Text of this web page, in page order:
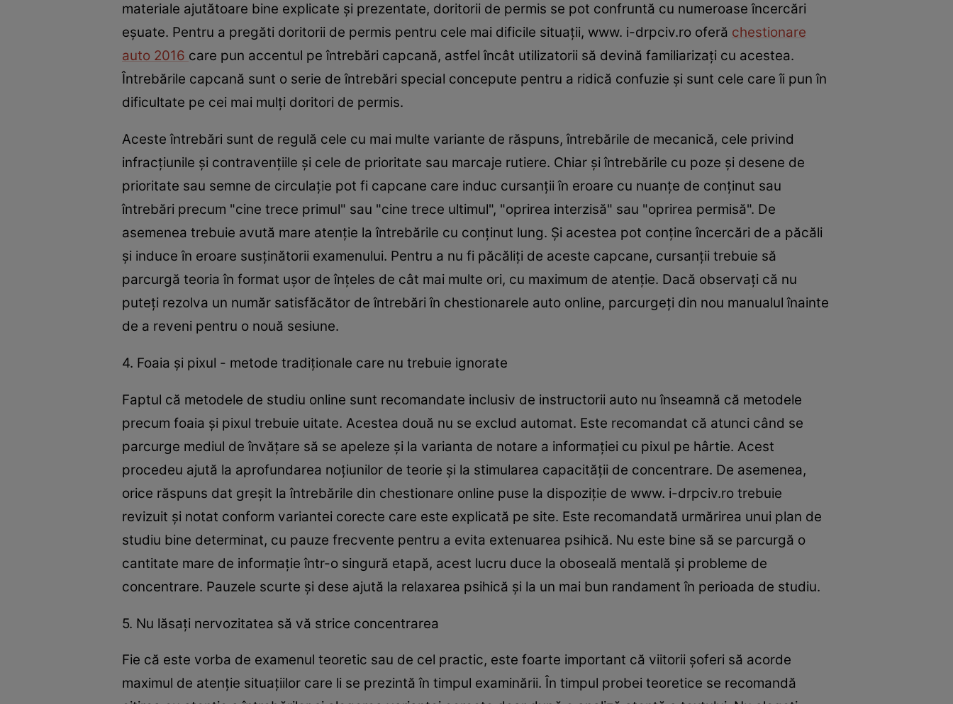
materiale ajutătoare bine explicate şi prezentate, doritorii de permis se pot confruntă cu numeroase încercări
eşuate. Pentru a pregăti doritorii de permis pentru cele mai dificile situaţii, www. i-drpciv.ro oferă chestionare
auto 2016 care pun accentul pe întrebări capcană, astfel încât utilizatorii să devină familiarizaţi cu acestea.
Întrebările capcană sunt o serie de întrebări special concepute pentru a ridică confuzie şi sunt cele care îi pun în
dificultate pe cei mai mulţi doritori de permis.
Aceste întrebări sunt de regulă cele cu mai multe variante de răspuns, întrebările de mecanică, cele privind
infracţiunile şi contravenţiile şi cele de prioritate sau marcaje rutiere. Chiar şi întrebările cu poze şi desene de
prioritate sau semne de circulaţie pot fi capcane care induc cursanţii în eroare cu nuanţe de conţinut sau
întrebări precum "cine trece primul" sau "cine trece ultimul", "oprirea interzisă" sau "oprirea permisă". De
asemenea trebuie avută mare atenţie la întrebările cu conţinut lung. Şi acestea pot conţine încercări de a păcăli
şi induce în eroare susţinătorii examenului. Pentru a nu fi păcăliţi de aceste capcane, cursanţii trebuie să
parcurgă teoria în format uşor de înţeles de cât mai multe ori, cu maximum de atenţie. Dacă observaţi că nu
puteţi rezolva un număr satisfăcător de întrebări în chestionarele auto online, parcurgeţi din nou manualul înainte
de a reveni pentru o nouă sesiune.
4. Foaia şi pixul - metode tradiţionale care nu trebuie ignorate
Faptul că metodele de studiu online sunt recomandate inclusiv de instructorii auto nu înseamnă că metodele
precum foaia şi pixul trebuie uitate. Acestea două nu se exclud automat. Este recomandat că atunci când se
parcurge mediul de învăţare să se apeleze şi la varianta de notare a informaţiei cu pixul pe hârtie. Acest
procedeu ajută la aprofundarea noţiunilor de teorie şi la stimularea capacităţii de concentrare. De asemenea,
orice răspuns dat greşit la întrebările din chestionare online puse la dispoziţie de www. i-drpciv.ro trebuie
revizuit şi notat conform variantei corecte care este explicată pe site. Este recomandată urmărirea unui plan de
studiu bine determinat, cu pauze frecvente pentru a evita extenuarea psihică. Nu este bine să se parcurgă o
cantitate mare de informaţie într-o singură etapă, acest lucru duce la oboseală mentală şi probleme de
concentrare. Pauzele scurte şi dese ajută la relaxarea psihică şi la un mai bun randament în perioada de studiu.
5. Nu lăsaţi nervozitatea să vă strice concentrarea
Fie că este vorba de examenul teoretic sau de cel practic, este foarte important că viitorii şoferi să acorde
maximul de atenţie situaţiilor care li se prezintă în timpul examinării. În timpul probei teoretice se recomandă